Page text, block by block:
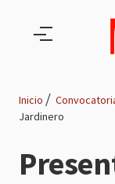
de
Inicio
Jardinero